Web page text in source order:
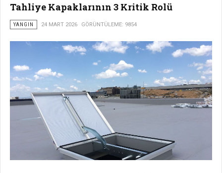
Tahliye Kapaklarının 3 Kritik Rolü
YANGIN 24 MART 2026 GÖRÜNTÜLEME: 9854